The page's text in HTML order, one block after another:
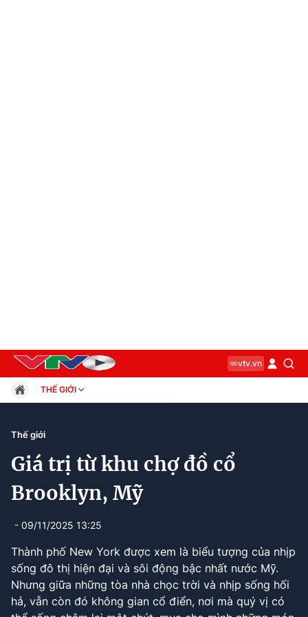
vtv.vn
THẾ GIỚI
Xã hội
Kinh tế
Thế giới
Công nghệ
Current
0:00 / Duration
0:00
Thế giới
Giá trị từ khu chợ đồ cổ
Brooklyn, Mỹ
- 09/11/2025 13:25
Thành phố New York được xem là biểu tượng của nhịp
sống đô thị hiện đại và sôi động bậc nhất nước Mỹ.
Nhưng giữa những tòa nhà chọc trời và nhịp sống hối
hả, vẫn còn đó không gian cổ điển, nơi mà quý vị có